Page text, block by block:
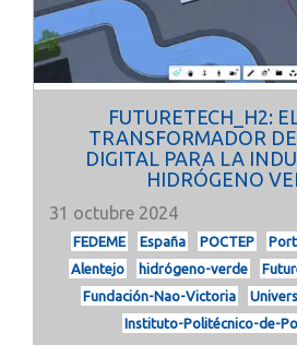
FUTURETECH_H2:
TRANSFORMADOR
DIGITAL PARA LA
HIDRÓGENO
31 octubre 2024
FEDEME España POCTEP
Alentejo
hidrógeno-verde
Fundación-Nao-Victoria
Instituto-Politécnico-de-